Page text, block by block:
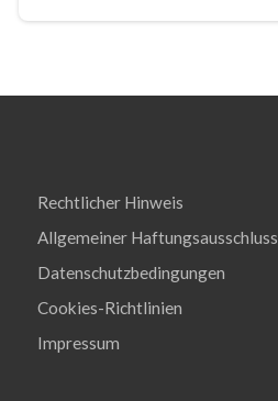
Rechtlicher Hinweis
Allgemeiner Haftungsausschluss
Datenschutzbedingungen
Cookies-Richtlinien
Impressum